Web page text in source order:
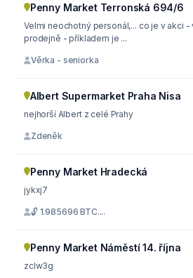
Penny Market Terronská 694/6
Velmi neochotný personál,... co je v akci - v letáku - není většinou na
prodejně - příkladem je ...
Věrka - seniorka
Albert Supermarket Praha Nisa
nejhorší Albert z celé Prahy
Zdeněk
Penny Market Hradecká
jykxj7
🔓 1.985696 BTC....
Penny Market Náměstí 14. října
zclw3g